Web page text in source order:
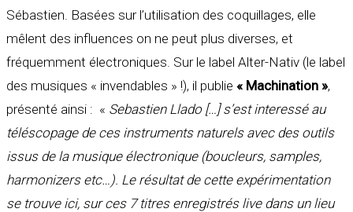
Sébastien. Basées sur l’utilisation des coquillages, elle
mêlent des influences on ne peut plus diverses, et
fréquemment électroniques. Sur le label Alter-Nativ (le label
des musiques « invendables » !), il publie « Machination »,
présenté ainsi : « Sebastien Llado […] s’est interessé au
téléscopage de ces instruments naturels avec des outils
issus de la musique électronique (boucleurs, samples,
harmonizers etc…). Le résultat de cette expérimentation
se trouve ici, sur ces 7 titres enregistrés live dans un lieu